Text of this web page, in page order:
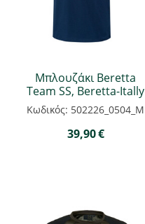
Μπλουζάκι Beretta
Team SS, Beretta-Itally
Κωδικός: 502226_0504_M
39,90€